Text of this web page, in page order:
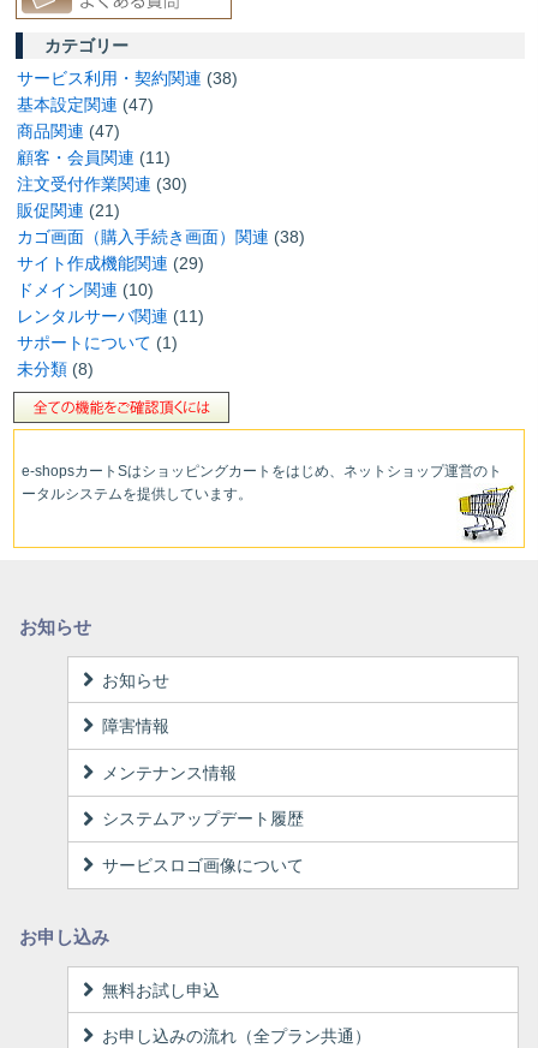
カテゴリー
サービス利用・契約関連 (38)
基本設定関連 (47)
商品関連 (47)
顧客・会員関連 (11)
注文受付作業関連 (30)
販促関連 (21)
カゴ画面（購入手続き画面）関連 (38)
サイト作成機能関連 (29)
ドメイン関連 (10)
レンタルサーバ関連 (11)
サポートについて (1)
未分類(8)
e-shopsカートSはショッピングカートをはじめ、ネットショップ運営のト
ータルシステムを提供しています。
お知らせ
お知らせ
障害情報
メンテナンス情報
システムアップデート履歴
サービスロゴ画像について
お申し込み
無料お試し申込
お申し込みの流れ（全プラン共通）